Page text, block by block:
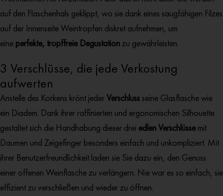
auf den Flaschenhals geklippt, wo sie dank eines saugfähigen Filzes
auf der Innenseite Weintropfen diskret aufnehmen, um
eine perfekte, tropffreie Degustationzu gewährleisten.
3 Verschlüsse, die jede Verkostung
aufwerten
Anstelle des Korkens krönt jederVerschlussseine Glasflasche wie
ein Diadem. Dank ihrer raffinierten und ergonomischen Silhouette
gestaltet sich die Handhabung dieser drei edlen Verschlüssemit
Daumen und Zeigefinger besonders einfach und unkompliziert. Mit
ihrer Benutzerfreundlichkeit laden sie Sie dazu ein, den Genuss
einer offenen Weinflasche zu verlängern. Nie war es so einfach, sie
effizient zu verschließen und wieder zu öffnen.